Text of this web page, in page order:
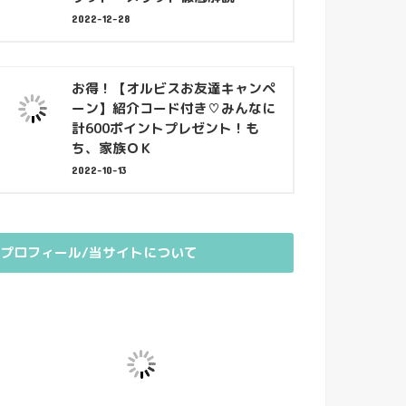
2022-12-28
お得！【オルビスお友達キャンペ
ーン】紹介コード付き♡みんなに
計600ポイントプレゼント！も
ち、家族ＯＫ
2022-10-13
プロフィール/当サイトについて